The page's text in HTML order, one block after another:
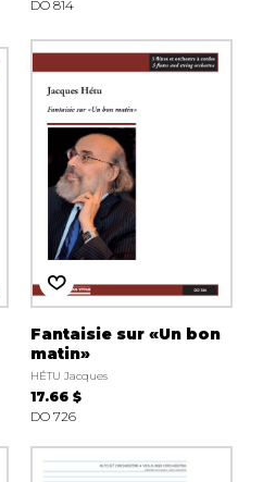
DO 814
Fantaisie sur «Un bon
matin»
HÉTU Jacques
17.66 $
DO 726